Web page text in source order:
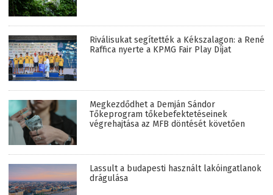
Riválisukat segítették a Kékszalagon: a René
Raffica nyerte a KPMG Fair Play Díjat
Megkezdődhet a Demján Sándor
Tőkeprogram tőkebefektetéseinek
végrehajtása az MFB döntését követően
Lassult a budapesti használt lakóingatlanok
drágulása